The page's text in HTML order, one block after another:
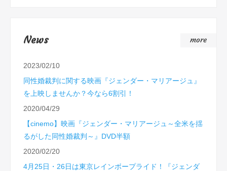
News
2023/02/10
同性婚裁判に関する映画『ジェンダー・マリアージュ』
を上映しませんか？今なら6割引！
2020/04/29
【cinemo】映画『ジェンダー・マリアージュ～全米を揺
るがした同性婚裁判～』DVD半額
2020/02/20
4月25日・26日は東京レインボープライド！『ジェンダ